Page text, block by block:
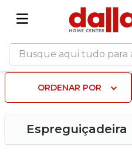
Busque aqui tudo para a
ORDENAR POR
Espreguiçadeira